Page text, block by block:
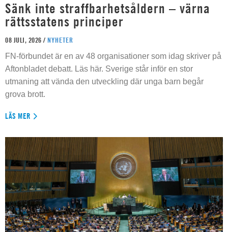
Sänk inte straffbarhetsåldern – värna
rättsstatens principer
08 JULI, 2026 / NYHETER
FN-förbundet är en av 48 organisationer som idag skriver på
Aftonbladet debatt. Läs här. Sverige står inför en stor
utmaning att vända den utveckling där unga barn begår
grova brott.
LÄS MER